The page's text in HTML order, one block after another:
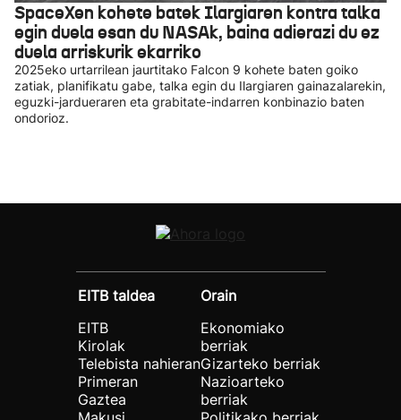
SpaceXen kohete batek Ilargiaren kontra talka
egin duela esan du NASAk, baina adierazi du ez
duela arriskurik ekarriko
2025eko urtarrilean jaurtitako Falcon 9 kohete baten goiko
zatiak, planifikatu gabe, talka egin du Ilargiaren gainazalarekin,
eguzki-jardueraren eta grabitate-indarren konbinazio baten
ondorioz.
EITB taldea
EITB
Kirolak
Telebista nahieran
Primeran
Gaztea
Orain
Ekonomiako
berriak
Gizarteko berriak
Nazioarteko
berriak